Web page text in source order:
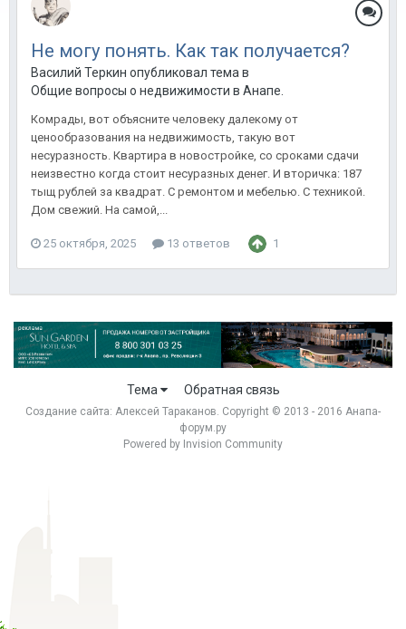
Не могу понять. Как так получается?
Василий Теркин опубликовал тема в
Общие вопросы о недвижимости в Анапе.
Комрады, вот объясните человеку далекому от
ценообразования на недвижимость, такую вот
несуразность. Квартира в новостройке, со сроками сдачи
неизвестно когда стоит несуразных денег. И вторичка: 187
тыщ рублей за квадрат. С ремонтом и мебелью. С техникой.
Дом свежий. На самой,...
25 октября, 2025 13 ответов 1
Тема Обратная связь
Создание сайта: Алексей Тараканов. Copyright © 2013 - 2016 Анапа-
форум.ру
Powered by Invision Community